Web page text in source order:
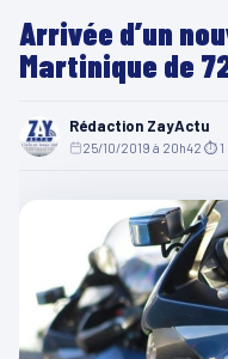
Arrivée d’un
Martinique de
Rédaction ZayActu
25/10/2019 à 20h42 ⏱ 1